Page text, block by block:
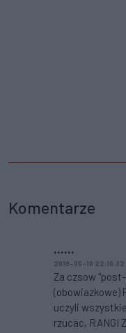
Komentarze
......
2019-05-18 22:10:32
Za czsow
(obowiazkowe)
uczyli
rzucac, RANGI